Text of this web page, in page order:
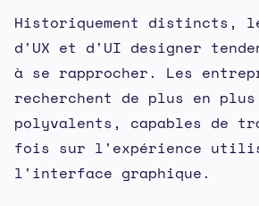
Historiquement distincts,
d'UX et d'UI designer
à se rapprocher. Les
recherchent de plus en
polyvalents, capables de
fois sur l'expérience
l'interface graphique.